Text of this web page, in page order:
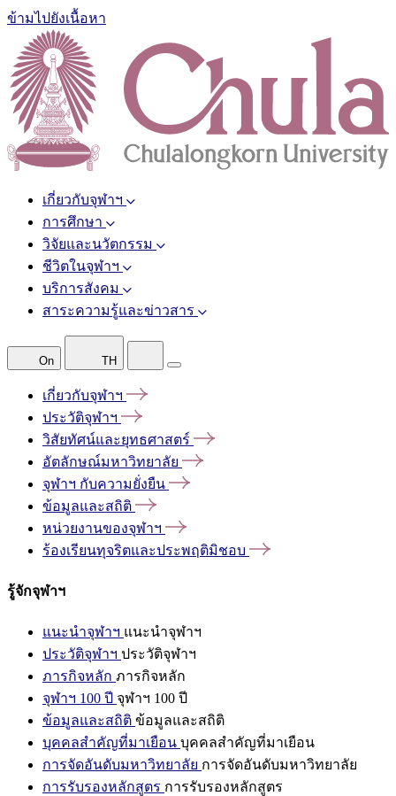
ข้ามไปยังเนื้อหา
เกี่ยวกับจุฬาฯ
การศึกษา
วิจัยและนวัตกรรม
ชีวิตในจุฬาฯ
บริการสังคม
สาระความรู้และข่าวสาร
On TH
เกี่ยวกับจุฬาฯ
ประวัติจุฬาฯ
วิสัยทัศน์และยุทธศาสตร์
อัตลักษณ์มหาวิทยาลัย
จุฬาฯ กับความยั่งยืน
ข้อมูลและสถิติ
หน่วยงานของจุฬาฯ
ร้องเรียนทุจริตและประพฤติมิชอบ
รู้จักจุฬาฯ
แนะนำจุฬาฯ แนะนำจุฬาฯ
ประวัติจุฬาฯ ประวัติจุฬาฯ
ภารกิจหลัก ภารกิจหลัก
จุฬาฯ 100 ปี จุฬาฯ 100 ปี
ข้อมูลและสถิติ ข้อมูลและสถิติ
บุคคลสำคัญที่มาเยือน บุคคลสำคัญที่มาเยือน
การจัดอันดับมหาวิทยาลัย การจัดอันดับมหาวิทยาลัย
การรับรองหลักสูตร การรับรองหลักสูตร